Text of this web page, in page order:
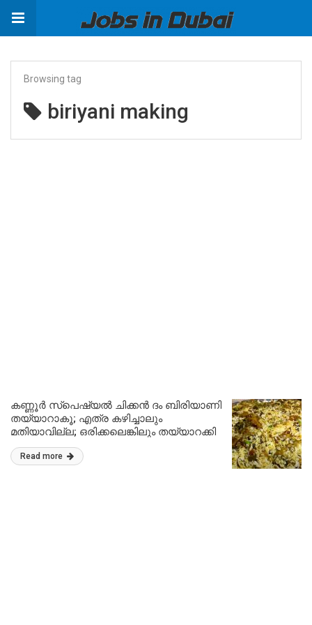
Browsing tag
biriyani making
കണ്ണൂർ സ്പെഷ്യൽ ചിക്കൻ ദം ബിരിയാണി
തയ്യാറാകൂ; എത്ര കഴിച്ചാലും
മതിയാവില്ല; ഒരിക്കലെങ്കിലും തയ്യാറക്കി
നോക്കൂ..!! | Tasty Special Chicken Dum
Biryani
Read more